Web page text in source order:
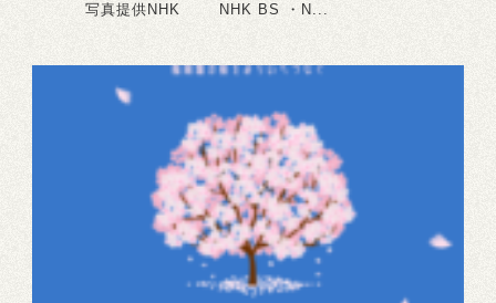
写真提供NHK NHK BS ・N...